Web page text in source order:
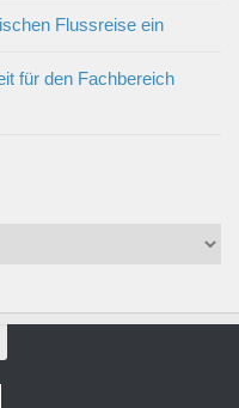
Flussreise ein
für den Fachbereich